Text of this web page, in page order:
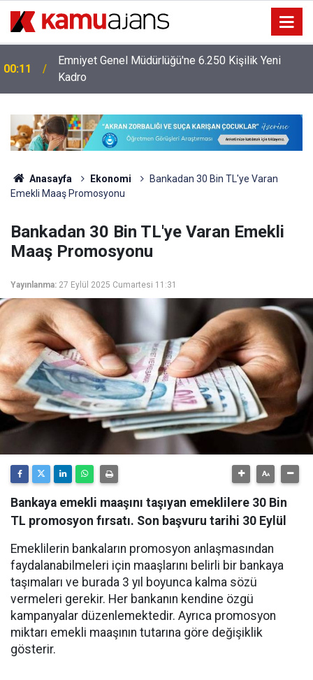
00:11
Emniyet Genel Müdürlüğü'ne 6.250 Kişilik Yeni
Kadro
Anasayfa Ekonomi
Bankadan 30 Bin TL'ye Varan
Emekli Maaş Promosyonu
Bankadan 30 Bin TL'ye Varan Emekli
Maaş Promosyonu
Yayınlanma: 27 Eylül 2025 Cumartesi 11:31
Bankaya emekli maaşını taşıyan emeklilere 30 Bin
TL promosyon fırsatı. Son başvuru tarihi 30 Eylül
Emeklilerin bankaların promosyon anlaşmasından
faydalanabilmeleri için maaşlarını belirli bir bankaya
taşımaları ve burada 3 yıl boyunca kalma sözü
vermeleri gerekir. Her bankanın kendine özgü
kampanyalar düzenlemektedir. Ayrıca promosyon
miktarı emekli maaşının tutarına göre değişiklik
gösterir.